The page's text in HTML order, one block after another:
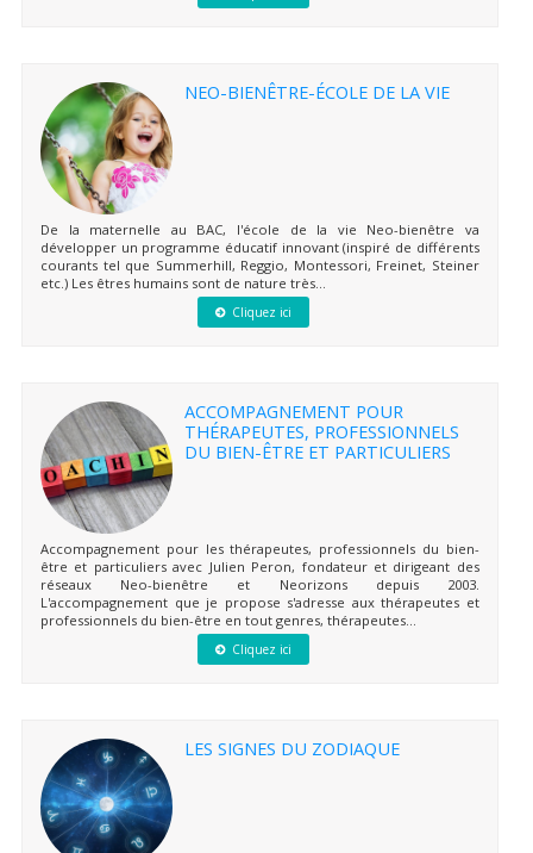
NEO-BIENÊTRE-ÉCOLE DE LA VIE
De la maternelle au BAC, l'école de la vie Neo-bienêtre va
développer un programme éducatif innovant (inspiré de différents
courants tel que Summerhill, Reggio, Montessori, Freinet, Steiner
etc.) Les êtres humains sont de nature très...
Cliquez ici
ACCOMPAGNEMENT POUR
THÉRAPEUTES, PROFESSIONNELS
DU BIEN-ÊTRE ET PARTICULIERS
Accompagnement pour les thérapeutes, professionnels du bien-
être et particuliers avec Julien Peron, fondateur et dirigeant des
réseaux Neo-bienêtre et Neorizons depuis 2003.
L'accompagnement que je propose s'adresse aux thérapeutes et
professionnels du bien-être en tout genres, thérapeutes...
Cliquez ici
LES SIGNES DU ZODIAQUE